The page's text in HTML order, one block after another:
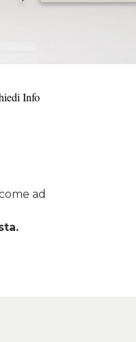
Info
ad